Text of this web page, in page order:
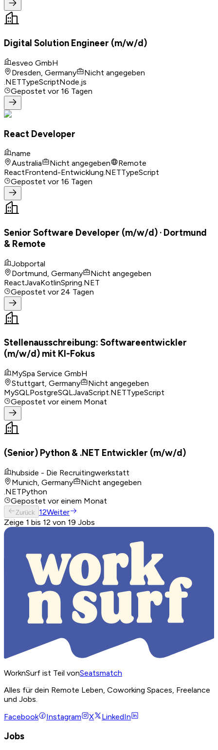
Digital Solution Engineer (m/w/d)
esveo GmbH
Dresden, Germany
Nicht angegeben
.NETTypeScriptNode.js
Gepostet vor 16 Tagen
React Developer
name
Australia
Nicht angegeben
Remote
ReactFrontend-Entwicklung.NETTypeScript
Gepostet vor 16 Tagen
Senior Software Developer (m/w/d) · Dortmund
& Remote
Jobportal
Dortmund, Germany
Nicht angegeben
ReactJavaKotlinSpring .NET
Gepostet vor 24 Tagen
Stellenausschreibung: Softwareentwickler
(m/w/d) mit KI-Fokus
MySpa Service GmbH
Stuttgart, Germany
Nicht angegeben
MySQLPostgreSQLJavaScript.NETTypeScript
Gepostet vor einem Monat
(Senior) Python & .NET Entwickler (m/w/d)
hubside - Die Recruitingwerkstatt
Munich, Germany
Nicht angegeben
.NETPython
Gepostet vor einem Monat
Zurück 12Weiter
Zeige 1 bis 12 von 19 Jobs
WorknSurf ist Teil vonSeatsmatch
Alles für dein Remote Leben, Coworking Spaces, Freelance
und Jobs.
Facebook
Instagram X LinkedIn
Jobs